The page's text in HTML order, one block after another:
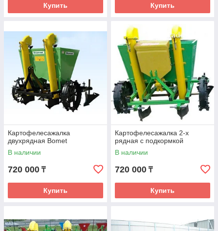
Купить Купить
Картофелесажалка
двухрядная Bomet
В наличии
720 000 ₸
Купить
Картофелесажалка 2-х
рядная с подкормкой
В наличии
720 000 ₸
Купить